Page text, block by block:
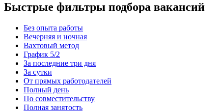
Быстрые фильтры подбора вакансий
Без опыта работы
Вечерняя и ночная
Вахтовый метод
График 5/2
За последние три дня
За сутки
От прямых работодателей
Полный день
По совместительству
Полная занятость